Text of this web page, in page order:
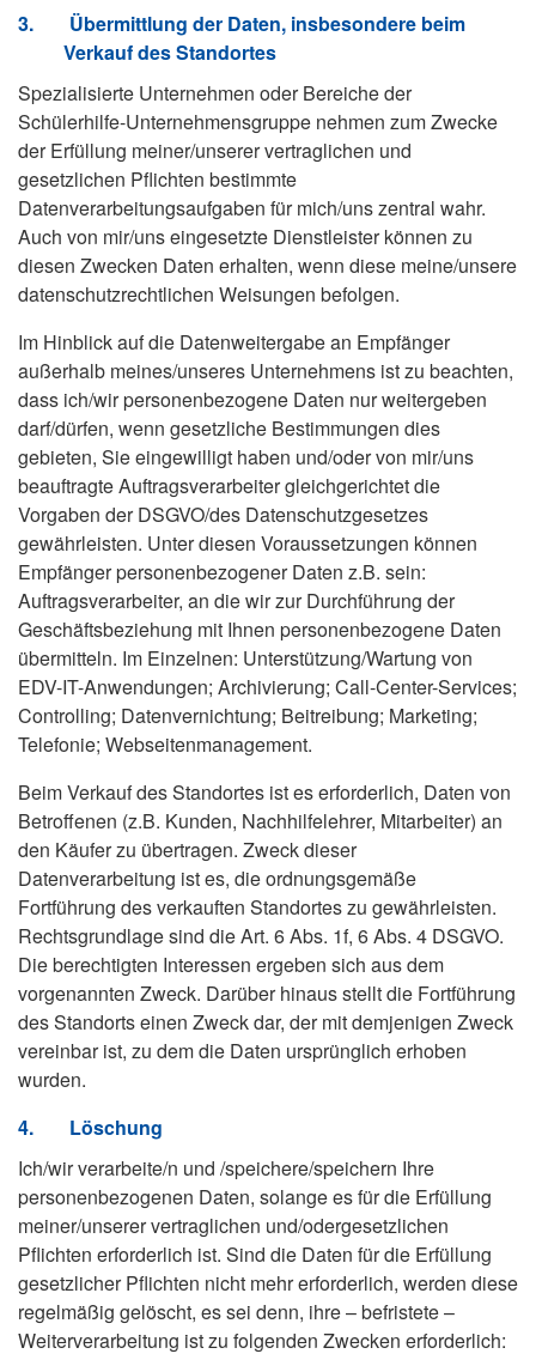
3.
Übermittlung der Daten, insbesondere beim
Verkauf des Standortes
Spezialisierte Unternehmen oder Bereiche der
Schülerhilfe-Unternehmensgruppe nehmen zum Zwecke
der Erfüllung meiner/unserer vertraglichen und
gesetzlichen Pflichten bestimmte
Datenverarbeitungsaufgaben für mich/uns zentral wahr.
Auch von mir/uns eingesetzte Dienstleister können zu
diesen Zwecken Daten erhalten, wenn diese meine/unsere
datenschutzrechtlichen Weisungen befolgen.
Im Hinblick auf die Datenweitergabe an Empfänger
außerhalb meines/unseres Unternehmens ist zu beachten,
dass ich/wir personenbezogene Daten nur weitergeben
darf/dürfen, wenn gesetzliche Bestimmungen dies
gebieten, Sie eingewilligt haben und/oder von mir/uns
beauftragte Auftragsverarbeiter gleichgerichtet die
Vorgaben der DSGVO/des Datenschutzgesetzes
gewährleisten. Unter diesen Voraussetzungen können
Empfänger personenbezogener Daten z.B. sein:
Auftragsverarbeiter, an die wir zur Durchführung der
Geschäftsbeziehung mit Ihnen personenbezogene Daten
übermitteln. Im Einzelnen: Unterstützung/Wartung von
EDV-IT-Anwendungen; Archivierung; Call-Center-Services;
Controlling; Datenvernichtung; Beitreibung; Marketing;
Telefonie; Webseitenmanagement.
Beim Verkauf des Standortes ist es erforderlich, Daten von
Betroffenen (z.B. Kunden, Nachhilfelehrer, Mitarbeiter) an
den Käufer zu übertragen. Zweck dieser
Datenverarbeitung ist es, die ordnungsgemäße
Fortführung des verkauften Standortes zu gewährleisten.
Rechtsgrundlage sind die Art. 6 Abs. 1f, 6 Abs. 4 DSGVO.
Die berechtigten Interessen ergeben sich aus dem
vorgenannten Zweck. Darüber hinaus stellt die Fortführung
des Standorts einen Zweck dar, der mit demjenigen Zweck
vereinbar ist, zu dem die Daten ursprünglich erhoben
wurden.
4.
Löschung
Ich/wir verarbeite/n und /speichere/speichern Ihre
personenbezogenen Daten, solange es für die Erfüllung
meiner/unserer vertraglichen und/odergesetzlichen
Pflichten erforderlich ist. Sind die Daten für die Erfüllung
gesetzlicher Pflichten nicht mehr erforderlich, werden diese
regelmäßig gelöscht, es sei denn, ihre – befristete –
Weiterverarbeitung ist zu folgenden Zwecken erforderlich: